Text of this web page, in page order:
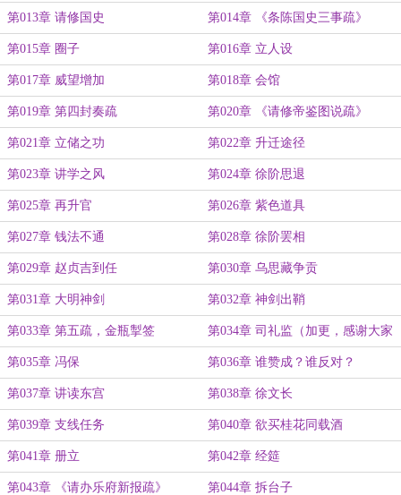
第013章 请修国史 第014章 《条陈国史三事疏》
第015章 圈子 第016章 立人设
第017章 威望增加 第018章 会馆
第019章 第四封奏疏 第020章 《请修帝鉴图说疏》
第021章 立储之功 第022章 升迁途径
第023章 讲学之风 第024章 徐阶思退
第025章 再升官 第026章 紫色道具
第027章 钱法不通 第028章 徐阶罢相
第029章 赵贞吉到任 第030章 乌思藏争贡
第031章 大明神剑 第032章 神剑出鞘
第033章 第五疏，金瓶掣签 第034章 司礼监（加更，感谢大家
支持）
第035章 冯保 第036章 谁赞成？谁反对？
第037章 讲读东宫 第038章 徐文长
第039章 支线任务 第040章 欲买桂花同载酒
第041章 册立 第042章 经筵
第043章 《请办乐府新报疏》 第044章 拆台子